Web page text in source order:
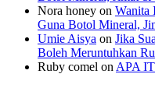
Nora honey on Wanita
Guna Botol Mineral,
Umie Aisya on Jika
Boleh Meruntuhkan
Ruby comel on APA